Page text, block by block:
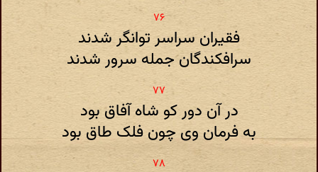
فقیران سراسر توانگر شدند
سرافکندگان جمله سرور شدند
در آن دور کو شاه آفاق بود
به فرمان وی چون فلک طاق بود